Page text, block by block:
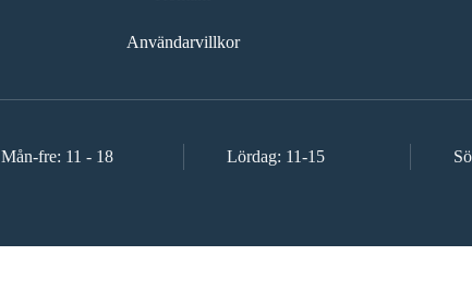
Användarvillkor
Mån-fre: 11 - 18 Lördag: 11-15